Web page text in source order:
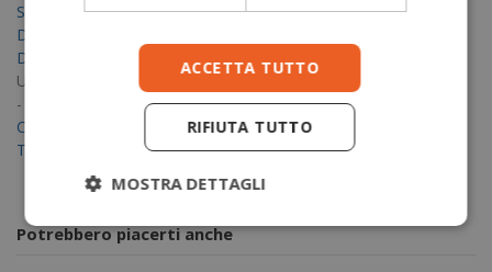
Scheda tecnica
Dichiarazione di conformità (EU)
Dichiarazione di conformità (UK)
Usersheets
-
164USP-20345-2022
Certificato EN (EU)
Tabella taglie
Potrebbero piacerti anche
ACCETTA TUTTO
RIFIUTA TUTTO
MOSTRA DETTAGLI